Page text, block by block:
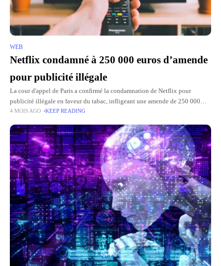
WEB
Netflix condamné à 250 000 euros d’amende
pour publicité illégale
La cour d'appel de Paris a confirmé la condamnation de Netflix pour
publicité illégale en faveur du tabac, infligeant une amende de 250 000
euros à la plateforme de streaming.
4 MOIS AGO KEEP READING